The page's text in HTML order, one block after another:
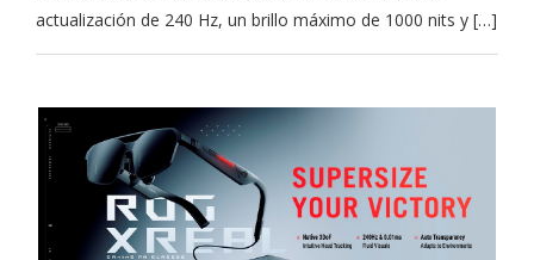
actualización de 240 Hz, un brillo máximo de 1000 nits y […]